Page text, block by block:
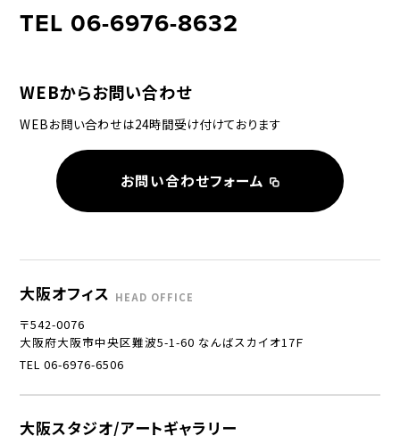
TEL 06-6976-8632
WEBからお問い合わせ
WEBお問い合わせは24時間受け付けております
お問い合わせフォーム
大阪オフィス HEAD OFFICE
〒542-0076
大阪府大阪市中央区難波5-1-60 なんばスカイオ17Ｆ
TEL 06-6976-6506
大阪スタジオ/アートギャラリー